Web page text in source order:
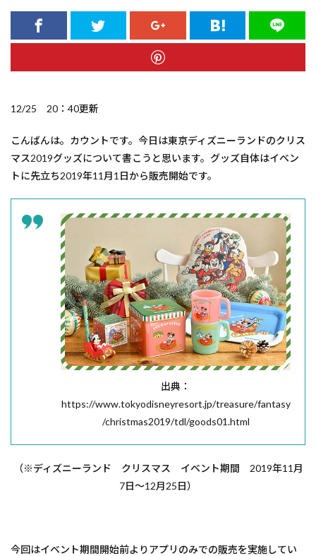
12/25 20：40更新
こんばんは。カウントです。今日は東京ディズニーランドのクリス
マス2019グッズについて書こうと思います。グッズ自体はイベン
トに先立ち2019年11月1日から販売開始です。
出典：
https://www.tokyodisneyresort.jp/treasure/fantasy
/christmas2019/tdl/goods01.html
（※ディズニーランド クリスマス イベント期間 2019年11月
7日～12月25日）
今回はイベント期間開始前よりアプリのみでの販売を実施してい